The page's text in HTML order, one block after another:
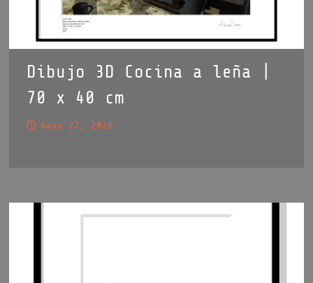
Dibujo 3D Cocina a leña |
70 x 40 cm
mayo 27, 2026